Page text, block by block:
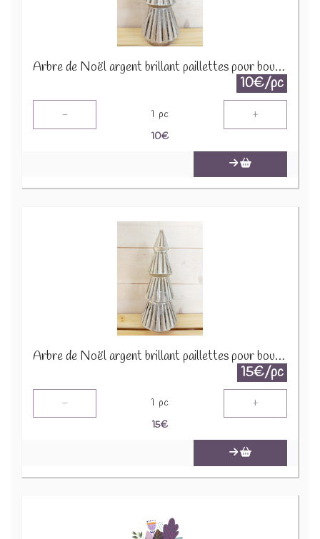
Arbre de Noël argent brillant paillettes pour bougie 1650 A1590
10€/pc
- 1 pc +
10€
Arbre de Noël argent brillant paillettes pour bougie 1650 B 2290
15€/pc
- 1 pc +
15€